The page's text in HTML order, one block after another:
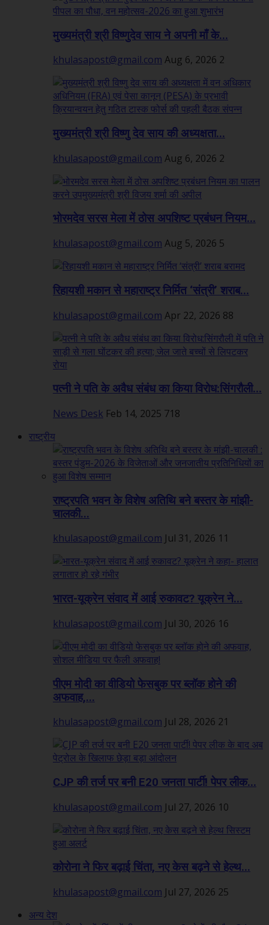
मुख्यमंत्री श्री विष्णुदेव साय ने अपनी माँ के...
khulasapost@gmail.com Aug 6, 2026 2
मुख्यमंत्री श्री विष्णु देव साय की अध्यक्षता...
khulasapost@gmail.com Aug 6, 2026 2
भोरमदेव सरस मेला में ठोस अपशिष्ट प्रबंधन नियम...
khulasapost@gmail.com Aug 5, 2026 5
रिहायशी मकान से महाराष्ट्र निर्मित ‘संत्री’ शराब...
khulasapost@gmail.com Apr 22, 2026 88
पत्नी ने पति के अवैध संबंध का किया विरोध:सिंगरौली...
News Desk Feb 14, 2025 718
राष्ट्रीय
राष्ट्रपति भवन के विशेष अतिथि बने बस्तर के मांझी-
चालकी...
khulasapost@gmail.com Jul 31, 2026 11
भारत-यूक्रेन संवाद में आई रुकावट? यूक्रेन ने...
khulasapost@gmail.com Jul 30, 2026 16
पीएम मोदी का वीडियो फेसबुक पर ब्लॉक होने की
अफवाह,...
khulasapost@gmail.com Jul 28, 2026 21
CJP की तर्ज पर बनी E20 जनता पार्टी! पेपर लीक...
khulasapost@gmail.com Jul 27, 2026 10
कोरोना ने फिर बढ़ाई चिंता, नए केस बढ़ने से हेल्थ...
khulasapost@gmail.com Jul 27, 2026 25
अन्य देश